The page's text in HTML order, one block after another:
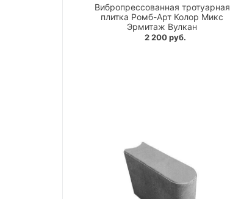
Вибропрессованная тротуарная
плитка Ромб-Арт Колор Микс
Эрмитаж Вулкан
2 200 руб.